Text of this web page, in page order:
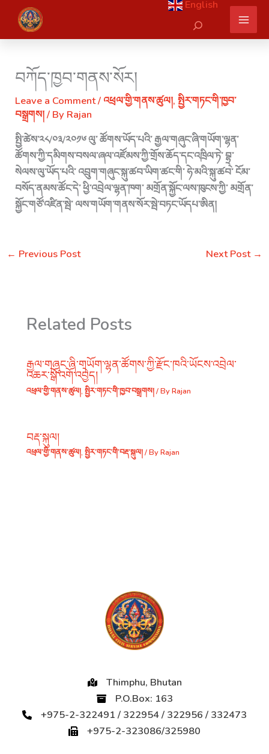
content
English
Search
བཀོད་ཁྱབ་གནས་སོར།
Leave a Comment/ འཕྲལ་གྱི་གནས་ཚུལ།,སྤྱིར་གཏང་གི་ཁྱབ་
བསྒྲགས།/ By Rajan
སྤྱི་ཚེས་༢༨/༠༣/༢༠༡༦ ལུ་ ཚོགས་ཡོད་པའི་ རྒྱལ་གཞུང་ཞི་གཡོག་ལྷན་
ཚོགས་ཀྱི་དམིགས་བསལ་ཞལ་འཛོམས་ཀྱི་གྲོས་ཆོད་དང་འཁྲིལ་ཏེ་ བྷྲ྄་
སེལས་ལུ་ཡོད་པའི་ འབྲུག་གཞུང་སྐུ་ཚབ་ཡིག་ཚང་གི་ ཧེ་མའི་སྐུ་ཚབ་ ངོམ་
བསོད་ནམས་ཚོང་དེ་ ཕྱི་འབྲེལ་ལྷན་ཁག་ མགྲོན་སྐྱོང་ལས་ཁུངས་ཀྱི་ མགྲོན་
སྐྱོང་གཙོ་འཛིན་སྦེ་ ལས་གཡོག་གནས་སོར་སྦེ་བཏང་ཡོདཔ་ཨིན།
← Previous Post Next Post →
Related Posts
རྒྱལ་གཞུང་ཞི་གཡོག་ལྷན་ཚོགས་ཀྱི་རྫོང་ཁའི་ཡོངས་འབྲེལ་
འཆར་སྒོ་འགོ་འབྱེད།
འཕྲལ་གྱི་གནས་ཚུལ།, སྤྱིར་གཏང་གི་ཁྱབ་བསྒྲགས།/ ByRajan
བརྡ་སྐུལ།
འཕྲལ་གྱི་གནས་ཚུལ།, སྤྱིར་གཏང་གི་བརྡ་སྐུལ།/ ByRajan
Thimphu, Bhutan
P.O.Box: 163
+975-2-322491 / 322954 / 322956 / 332473
+975-2-323086/325980